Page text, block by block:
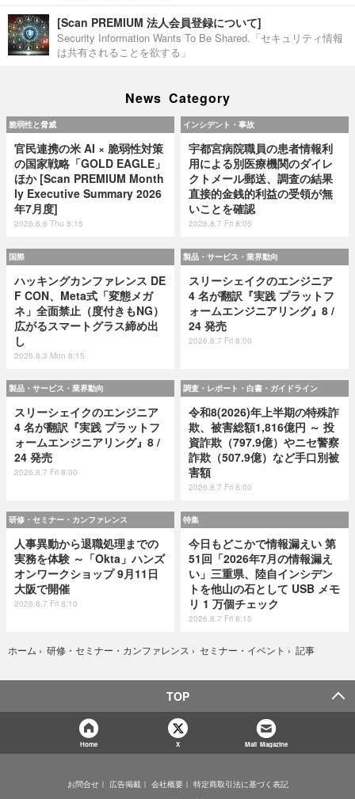
[Scan PREMIUM 法人会員登録について]
Security Information Wants To Be Shared.「セキュリティ情報
は共有されることを欲する」
News Category
脆弱性と脅威
官民連携の米 AI × 脆弱性対策
の国家戦略「GOLD EAGLE」
ほか [Scan PREMIUM Month
ly Executive Summary 2026
年7月度]
2026.8.6 Thu 8:15
インシデント・事故
宇都宮病院職員の患者情報利
用による別医療機関のダイレ
クトメール郵送、調査の結果
直接的金銭的利益の受領が無
いことを確認
2026.8.7 Fri 8:05
国際
ハッキングカンファレンス DE
F CON、Meta式「変態メガ
ネ」全面禁止（度付きもNG）
広がるスマートグラス締め出
し
2026.8.3 Mon 8:15
製品・サービス・業界動向
スリーシェイクのエンジニア
4 名が翻訳『実践 プラットフ
ォームエンジニアリング』8 /
24 発売
2026.8.7 Fri 8:00
製品・サービス・業界動向
スリーシェイクのエンジニア
4 名が翻訳『実践 プラットフ
ォームエンジニアリング』8 /
24 発売
2026.8.7 Fri 8:00
調査・レポート・白書・ガイドライン
令和8(2026)年上半期の特殊詐
欺、被害総額1,816億円 ～ 投
資詐欺（797.9億）やニセ警察
詐欺（507.9億）など手口別被
害額
2026.8.7 Fri 8:00
研修・セミナー・カンファレンス
人事異動から退職処理までの
実務を体験 ～「Okta」ハンズ
オンワークショップ 9月11日
大阪で開催
2026.8.7 Fri 8:10
特集
今日もどこかで情報漏えい 第
51回「2026年7月の情報漏え
い」三重県、陸自インシデン
トを他山の石として USB メモ
リ 1 万個チェック
2026.8.7 Fri 8:15
ホーム › 研修・セミナー・カンファレンス › セミナー・イベント › 記事
TOP
Home X Mail Magazine
お問合せ 広告掲載 会社概要
特定商取引法に基づく表記